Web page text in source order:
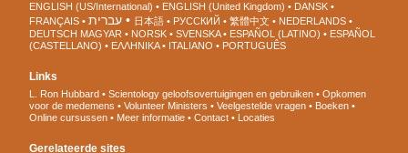
ENGLISH (US/International) ENGLISH (United Kingdom)
DANSK
FRANÇAIS
עברית 日本語 РУССКИЙ 繁體中文
NEDERLANDS
DEUTSCH MAGYAR NORSK SVENSKA ESPAÑOL (LATINO)
ESPAÑOL
(CASTELLANO)
ΕΛΛΗΝΙΚA ITALIANO PORTUGUÊS
Links
L. Ron Hubbard Scientology geloofsovertuigingen en gebruiken
Opkomen
voor de medemens
Volunteer Ministers Veelgestelde vragen
Boeken
Online cursussen
Meer informatie Contact Locaties
Gerelateerde sites